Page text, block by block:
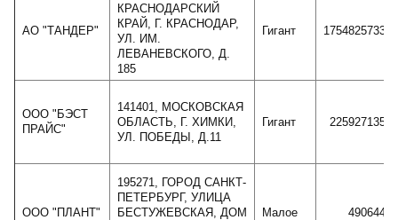
АО "ТАНДЕР"
КРАСНОДАРСКИЙ
КРАЙ, Г. КРАСНОДАР,
УЛ. ИМ.
ЛЕВАНЕВСКОГО, Д.
185
Гигант 1754825733
ООО "БЭСТ
ПРАЙС"
141401, МОСКОВСКАЯ
ОБЛАСТЬ, Г. ХИМКИ,
УЛ. ПОБЕДЫ, Д.11
Гигант 225927135
ООО "ПЛАНТ"
195271, ГОРОД САНКТ-
ПЕТЕРБУРГ, УЛИЦА
БЕСТУЖЕВСКАЯ, ДОМ
Малое 490644